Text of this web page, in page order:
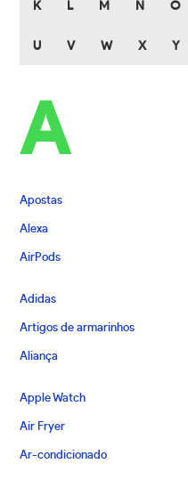
K L M N O
U V W X Y
A
Apostas
Alexa
AirPods
Adidas
Artigos de armarinhos
Aliança
Apple Watch
Air Fryer
Ar-condicionado